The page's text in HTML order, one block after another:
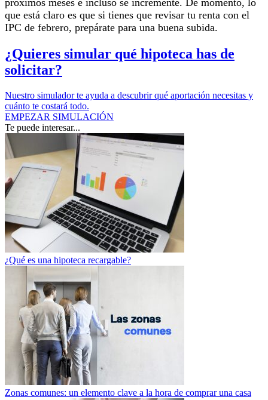
próximos meses e incluso se incremente. De momento, lo
que está claro es que si tienes que revisar tu renta con el
IPC de febrero, prepárate para una buena subida.
¿Quieres simular qué hipoteca has de
solicitar?
Nuestro simulador te ayuda a descubrir qué aportación necesitas y
cuánto te costará todo.
EMPEZAR SIMULACIÓN
Te puede interesar...
¿Qué es una hipoteca recargable?
Zonas comunes: un elemento clave a la hora de comprar una casa